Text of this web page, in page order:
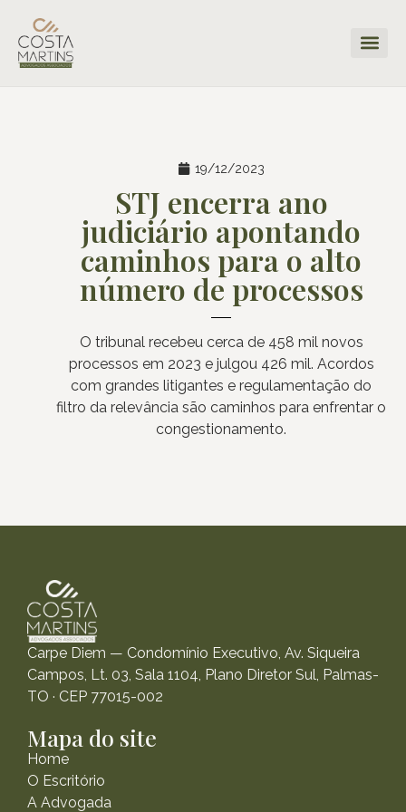
19/12/2023
STJ encerra ano
judiciário apontando
caminhos para o alto
número de processos
O tribunal recebeu cerca de 458 mil novos
processos em 2023 e julgou 426 mil. Acordos
com grandes litigantes e regulamentação do
filtro da relevância são caminhos para enfrentar o
congestionamento.
Carpe Diem — Condomínio Executivo, Av. Siqueira
Campos, Lt. 03, Sala 1104, Plano Diretor Sul, Palmas-
TO · CEP 77015-002
Mapa do site
Home
O Escritório
A Advogada